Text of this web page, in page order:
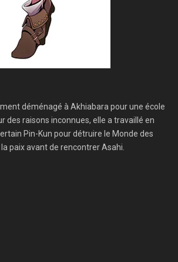
déménagé à Akhiabara pour une école
des raisons inconnues, elle a travaillé en
Pin-Kun pour détruire le Monde des
paix avant de rencontrer Asahi.